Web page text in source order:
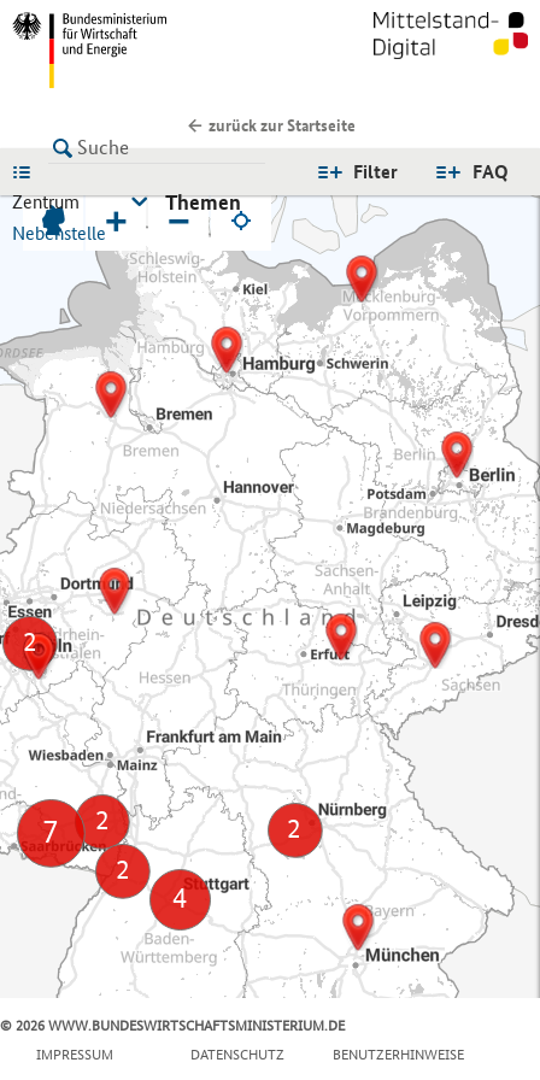
zurück zur Startseite
FAQ
Filter
Zentrum
Nebenstelle
Themen
+ −
© 2026 WWW.BUNDESWIRTSCHAFTSMINISTERIUM.DE
IMPRESSUM
DATENSCHUTZ BENUTZERHINWEISE